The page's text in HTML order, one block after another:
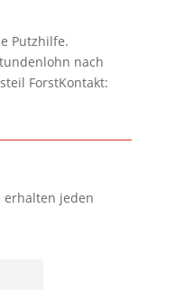
Putzhilfe.
nach
ForstKontakt:
erhalten jeden